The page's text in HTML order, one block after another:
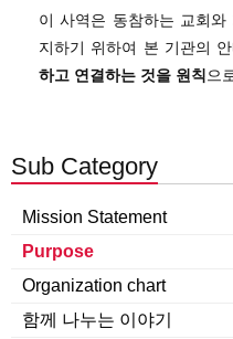
이 사역은 동참하는 교회
지하기 위하여 본 기관의
하고 연결하는 것을 원칙 으
Sub Category
Mission Statement
Purpose
Organization chart
함께 나누는 이야기